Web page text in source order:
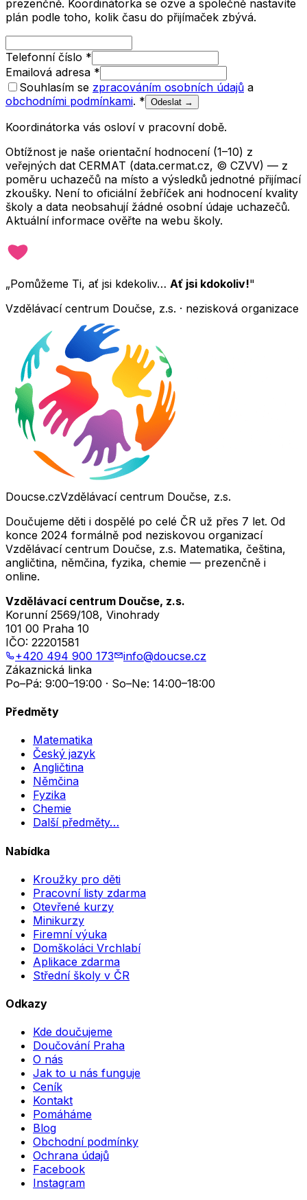
prezenčně. Koordinátorka se ozve a společně nastavíte
plán podle toho, kolik času do přijímaček zbývá.
Telefonní číslo *
Emailová adresa *
Souhlasím se zpracováním osobních údajů a
obchodními podmínkami. * Odeslat →
Koordinátorka vás osloví v pracovní době.
Obtížnost je naše orientační hodnocení (1–10) z
veřejných dat CERMAT (data.cermat.cz, © CZVV) — z
poměru uchazečů na místo a výsledků jednotné přijímací
zkoušky. Není to oficiální žebříček ani hodnocení kvality
školy a data neobsahují žádné osobní údaje uchazečů.
Aktuální informace ověřte na webu školy.
„Pomůžeme Ti, ať jsi kdekoliv… Ať jsi kdokoliv!"
Vzdělávací centrum Doučse, z.s. · nezisková organizace
Doucse.czVzdělávací centrum Doučse, z.s.
Doučujeme děti i dospělé po celé ČR už přes 7 let. Od
konce 2024 formálně pod neziskovou organizací
Vzdělávací centrum Doučse, z.s. Matematika, čeština,
angličtina, němčina, fyzika, chemie — prezenčně i
online.
Vzdělávací centrum Doučse, z.s.
Korunní 2569/108, Vinohrady
101 00 Praha 10
IČO: 22201581
+420 494 900 173
info@doucse.cz
Zákaznická linka
Po–Pá: 9:00–19:00 · So–Ne: 14:00–18:00
Předměty
Matematika
Český jazyk
Angličtina
Němčina
Fyzika
Chemie
Další předměty…
Nabídka
Kroužky pro děti
Pracovní listy zdarma
Otevřené kurzy
Minikurzy
Firemní výuka
Domškoláci Vrchlabí
Aplikace zdarma
Střední školy v ČR
Odkazy
Kde doučujeme
Doučování Praha
O nás
Jak to u nás funguje
Ceník
Kontakt
Pomáháme
Blog
Obchodní podmínky
Ochrana údajů
Facebook
Instagram